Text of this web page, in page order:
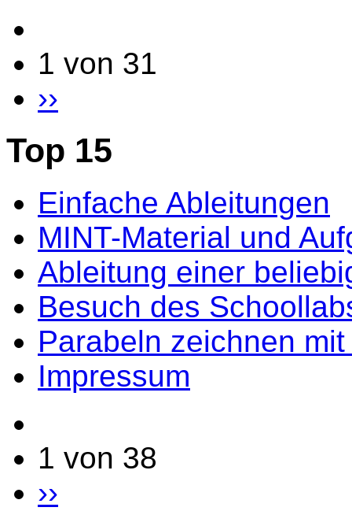
1 von 31
››
Top 15
Einfache Ableitungen
MINT-Material und
Ableitung einer
Besuch des
Parabeln zeichnen
Impressum
1 von 38
››